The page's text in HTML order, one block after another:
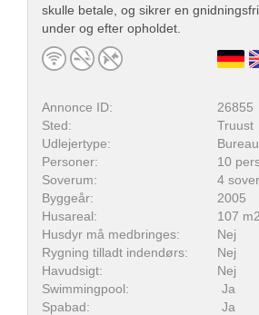
skulle betale, og sikrer en
under og efter opholdet.
Annonce ID:
26855
Sted:
Truust
Udlejertype:
Personer:
10
Soverum:
4
Byggeår:
2005
Husareal:
107 m2
Husdyr må medbringes:
Nej
Rygning tilladt indendørs:
Nej
Havudsigt:
Nej
Swimmingpool:
Ja
Spabad:
Ja